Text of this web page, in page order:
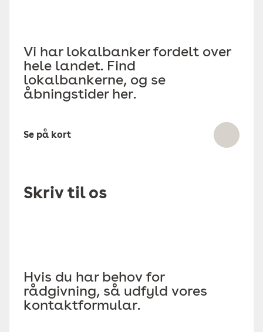
Vi har lokalbanker fordelt over
hele landet. Find
lokalbankerne, og se
åbningstider her.
Se på kort
Skriv til os
Hvis du har behov for
rådgivning, så udfyld vores
kontaktformular.